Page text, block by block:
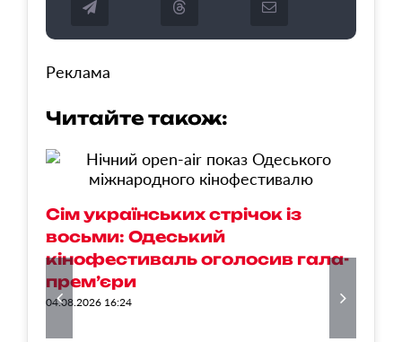
Реклама
Читайте також:
Сім українських стрічок із
восьми: Одеський
кінофестиваль оголосив гала-
прем’єри
04.08.2026 16:24